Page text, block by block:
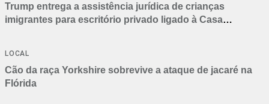
Trump entrega a assistência jurídica de crianças
imigrantes para escritório privado ligado à Casa
LOCAL
Cão da raça Yorkshire sobrevive a ataque de jacaré na
Flórida